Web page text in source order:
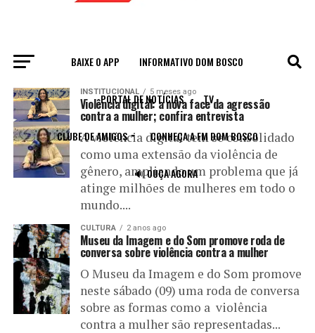
BAIXE O APP INFORMATIVO DOM BOSCO
PORTAL DE NOTÍCIAS TV
CLUBE DE AMIGOS CONHEÇA A FM DOM BOSCO
🔊 OUÇA AGORA
All posts tagged "violência contra mulher"
INSTITUCIONAL 5 meses ago
Violência digital: a nova face da agressão
contra a mulher; confira entrevista
A violência digital tem se consolidado
como uma extensão da violência de
gênero, ampliando um problema que já
atinge milhões de mulheres em todo o
mundo....
CULTURA 2 anos ago
Museu da Imagem e do Som promove roda de
conversa sobre violência contra a mulher
O Museu da Imagem e do Som promove
neste sábado (09) uma roda de conversa
sobre as formas como a violência
contra a mulher são representadas...